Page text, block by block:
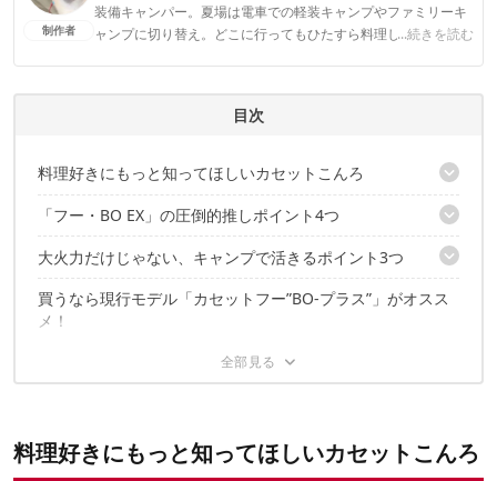
制作者
装備キャンパー。夏場は電車での軽装キャンプやファミリーキ
ャンプに切り替え。どこに行ってもひたすら料理して酒を飲む
...続きを読む
目次
料理好きにもっと知ってほしいカセットこんろ
ついに見つけた、高火力カセットこんろ
「フー・BO EX」の圧倒的推しポイント4つ
1. 家庭のガスこんろに匹敵する高火力！
2. 屋外でも使いやすいサイズ感
3. 大火力だからチャーハンがうまい！
大火力だけじゃない、キャンプで活きるポイント3つ
1. 頑丈なキャリングケース
3. 二重の風防があるから風にも強い
買うなら現行モデル「カセットフー”BO-プラス”」がオスス
メ！
✔️こちらの記事もおすすめ
料理好きにもっと知ってほしいカセットこんろ